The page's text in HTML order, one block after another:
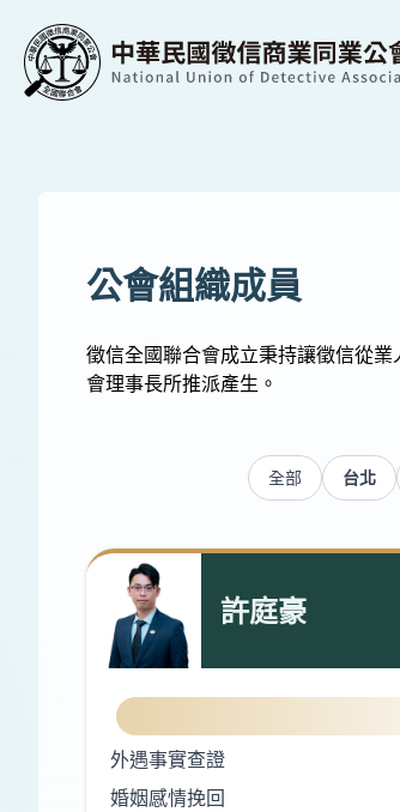
公會組織成員
徵信全國聯合會成立秉持讓徵信從
會理事長所推派產生。
全部 台北
許庭豪
外遇事實查證
婚姻感情挽回